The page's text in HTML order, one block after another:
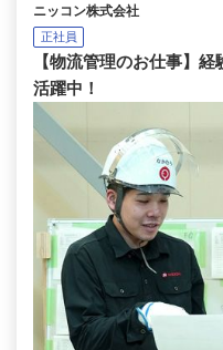
ニッコン株式会社
正社員
【物流管理のお仕事】
活躍中！